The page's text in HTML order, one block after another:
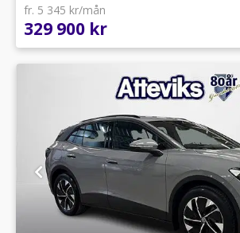
fr. 5 345 kr/mån
329 900 kr